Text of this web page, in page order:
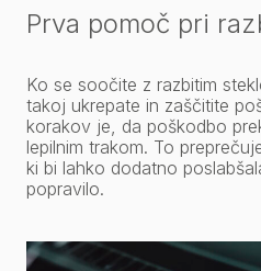
Prva pomoč pri
Ko se soočite z razbitim
takoj ukrepate in zaščitite
korakov je, da poškodbo
lepilnim trakom. To
ki bi lahko dodatno
popravilo.